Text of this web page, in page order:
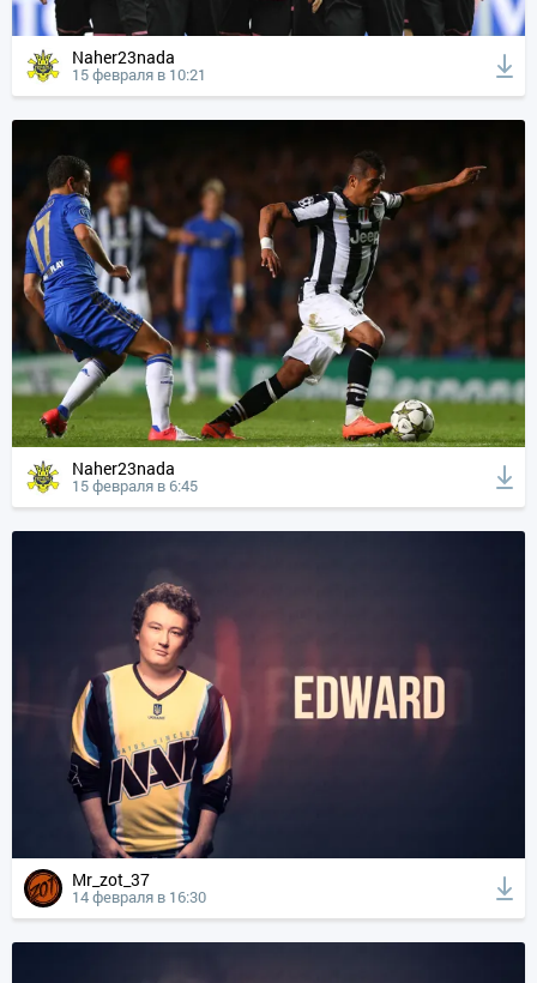
Naher23nada
15 февраля в 10:21
Naher23nada
15 февраля в 6:45
Mr_zot_37
14 февраля в 16:30